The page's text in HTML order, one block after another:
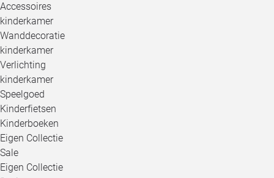
Accessoires
kinderkamer
Wanddecoratie
kinderkamer
Verlichting
kinderkamer
Speelgoed
Kinderfietsen
Kinderboeken
Eigen Collectie
Sale
Eigen Collectie